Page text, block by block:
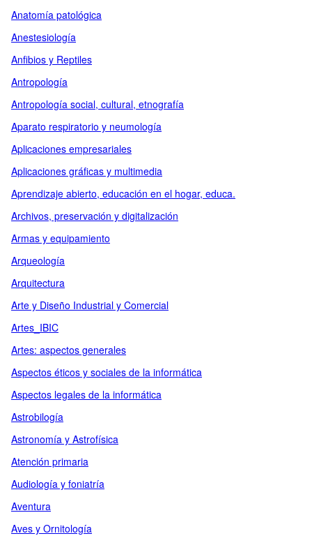
Anatomía patológica
Anestesiología
Anfibios y Reptiles
Antropología
Antropología social, cultural, etnografía
Aparato respiratorio y neumología
Aplicaciones empresariales
Aplicaciones gráficas y multimedia
Aprendizaje abierto, educación en el hogar, educa.
Archivos, preservación y digitalización
Armas y equipamiento
Arqueología
Arquitectura
Arte y Diseño Industrial y Comercial
Artes_IBIC
Artes: aspectos generales
Aspectos éticos y sociales de la informática
Aspectos legales de la informática
Astrobilogía
Astronomía y Astrofísica
Atención primaria
Audiología y foniatría
Aventura
Aves y Ornitología